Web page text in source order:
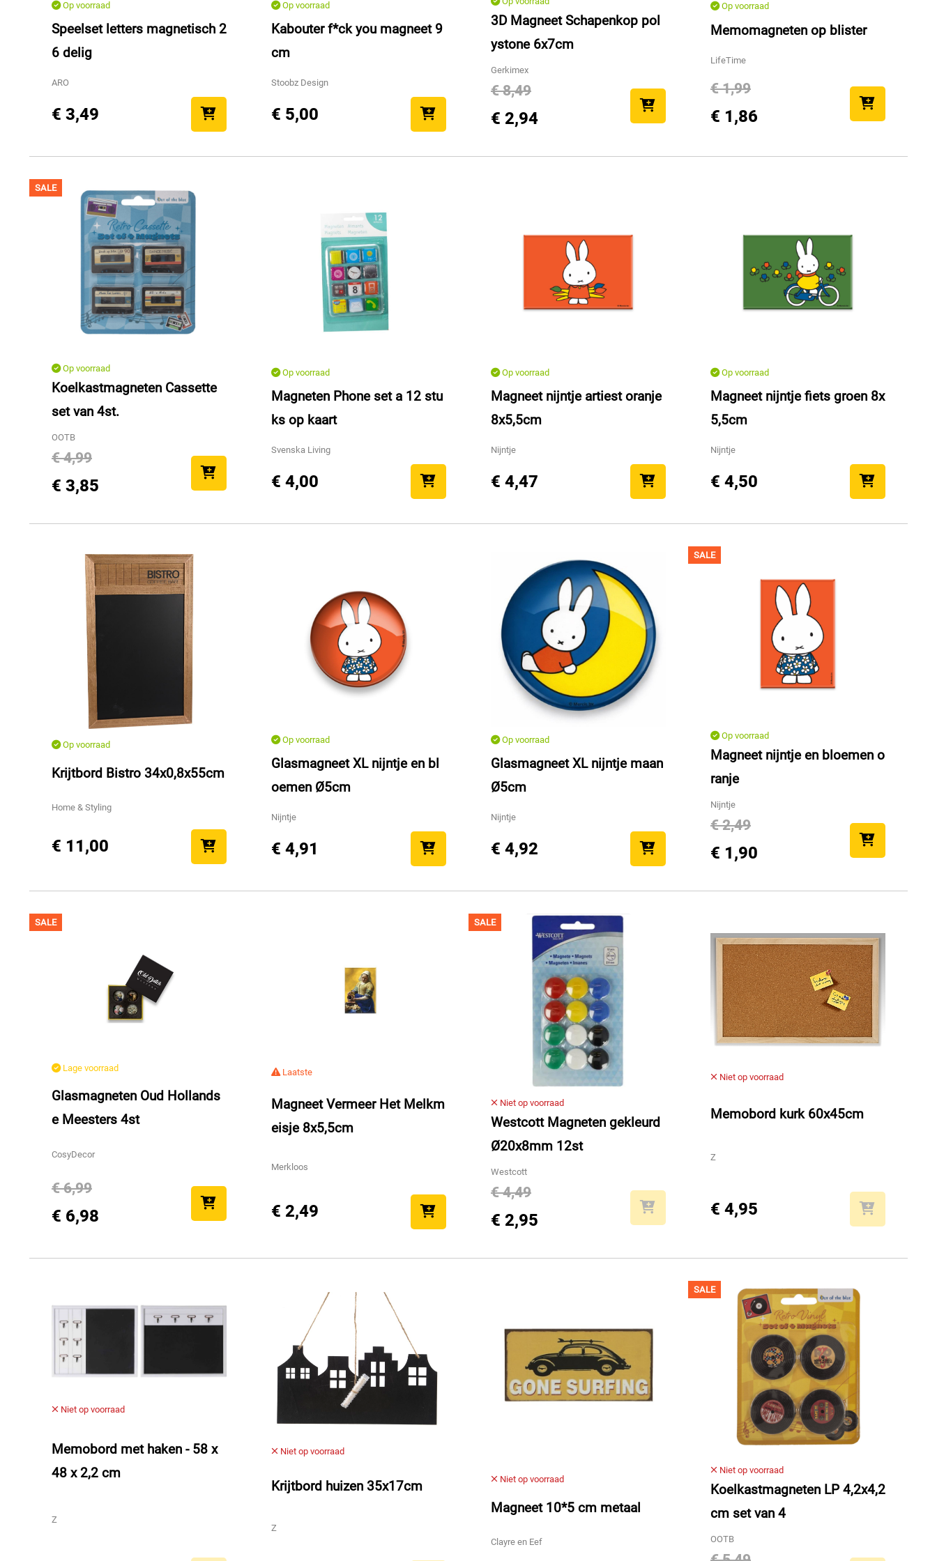
Op voorraad
Speelset letters magnetisch 2
6 delig
ARO
€ 3,49
Op voorraad
Kabouter f*ck you magneet 9
cm
Stoobz Design
€ 5,00
3D Magneet Schapenkop pol
ystone 6x7cm
Gerkimex
€ 8,49
€ 2,94
Op voorraad
Memomagneten op blister
LifeTime
€ 1,99
€ 1,86
SALE
Op voorraad
Koelkastmagneten Cassette
set van 4st.
OOTB
€ 4,99
€ 3,85
Op voorraad
Magneten Phone set a 12 stu
ks op kaart
Svenska Living
€ 4,00
Op voorraad
Magneet nijntje artiest oranje
8x5,5cm
Nijntje
€ 4,47
Op voorraad
Magneet nijntje fiets groen 8x
5,5cm
Nijntje
€ 4,50
Op voorraad
Krijtbord Bistro 34x0,8x55cm
Home & Styling
€ 11,00
Op voorraad
Glasmagneet XL nijntje en bl
oemen Ø5cm
Nijntje
€ 4,91
Op voorraad
Glasmagneet XL nijntje maan
Ø5cm
Nijntje
€ 4,92
SALE
Op voorraad
Magneet nijntje en bloemen o
ranje
Nijntje
€ 2,49
€ 1,90
SALE
Lage voorraad
Glasmagneten Oud Hollands
e Meesters 4st
CosyDecor
€ 6,99
€ 6,98
Laatste
Magneet Vermeer Het Melkm
eisje 8x5,5cm
Merkloos
€ 2,49
SALE
Niet op voorraad
Westcott Magneten gekleurd
Ø20x8mm 12st
Westcott
€ 4,49
€ 2,95
Niet op voorraad
Memobord kurk 60x45cm
Z
€ 4,95
Niet op voorraad
Memobord met haken - 58 x
48 x 2,2 cm
Z
Niet op voorraad
Krijtbord huizen 35x17cm
Z
Niet op voorraad
Magneet 10*5 cm metaal
Clayre en Eef
SALE
Niet op voorraad
Koelkastmagneten LP 4,2x4,2
cm set van 4
OOTB